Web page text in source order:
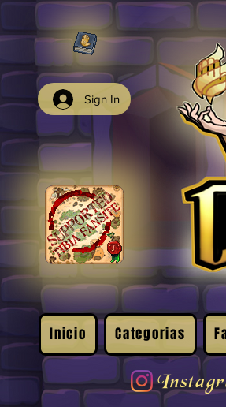
Sign In
Inicio Categorias